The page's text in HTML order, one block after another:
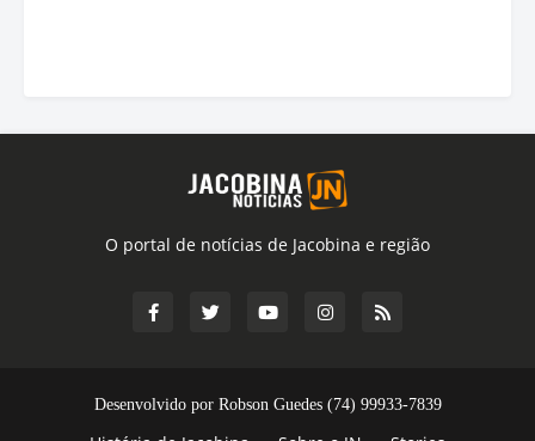
O portal de notícias de Jacobina e região
Desenvolvido por Robson Guedes (74) 99933-7839